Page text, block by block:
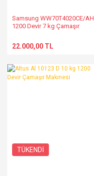
Samsung WW70T4020CE/AH
1200 Devir 7 kg Çamaşır
22.000,00 TL
TÜKENDİ